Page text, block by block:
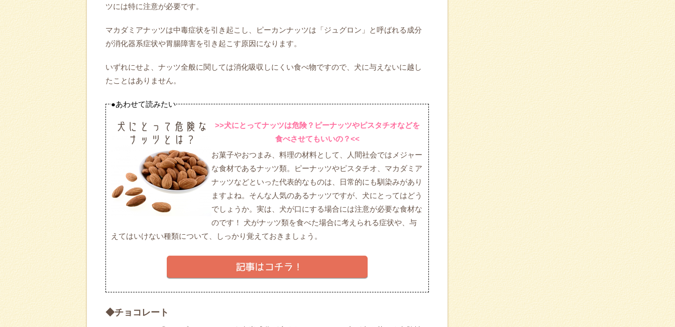
ツには特に注意が必要です。
マカダミアナッツは中毒症状を引き起こし、ピーカンナッツは「ジュグロン」と呼ばれる成分
が消化器系症状や胃腸障害を引き起こす原因になります。
いずれにせよ、ナッツ全般に関しては消化吸収しにくい食べ物ですので、犬に与えないに越し
たことはありません。
●あわせて読みたい
>>犬にとってナッツは危険？ピーナッツやピスタチオなどを
食べさせてもいいの？<<
お菓子やおつまみ、料理の材料として、人間社会ではメジャー
な食材であるナッツ類。ピーナッツやピスタチオ、マカダミア
ナッツなどといった代表的なものは、日常的にも馴染みがあり
ますよね。そんな人気のあるナッツですが、犬にとってはどう
でしょうか。実は、犬が口にする場合には注意が必要な食材な
のです！ 犬がナッツ類を食べた場合に考えられる症状や、与
えてはいけない種類について、しっかり覚えておきましょう。
◆チョコレート